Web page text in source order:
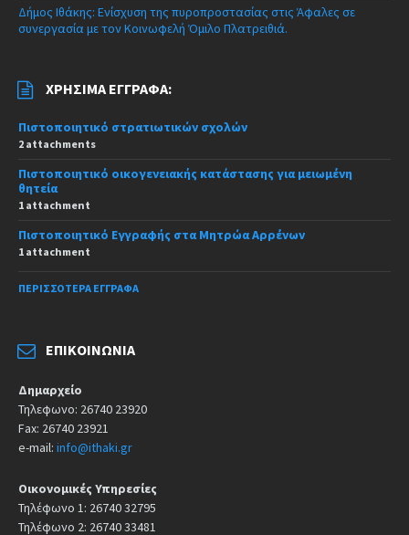
Δήμος Ιθάκης: Ενίσχυση της πυροπροστασίας στις Άφαλες σε
συνεργασία με τον Κοινωφελή Όμιλο Πλατρειθιά.
ΧΡΉΣΙΜΑ ΈΓΓΡΑΦΑ:
Πιστοποιητικό στρατιωτικών σχολών
2 attachments
Πιστοποιητικό οικογενειακής κατάστασης για μειωμένη
θητεία
1 attachment
Πιστοποιητικό Εγγραφής στα Μητρώα Αρρένων
1 attachment
ΠΕΡΙΣΣΌΤΕΡΑ ΈΓΓΡΑΦΑ
ΕΠΙΚΟΙΝΩΝΊΑ
Δημαρχείο
Τηλεφωνο: 26740 23920
Fax: 26740 23921
e-mail: info@ithaki.gr
Οικονομικές Υπηρεσίες
Τηλέφωνο 1: 26740 32795
Τηλέφωνο 2: 26740 33481